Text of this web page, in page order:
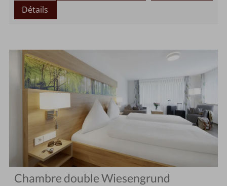
Détails
Chambre double Wiesengrund